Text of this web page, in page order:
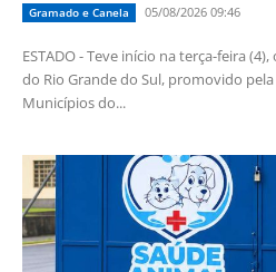
Gramado e Canela 05/08/2026 09:46
ESTADO - Teve início na terça-feira
do Rio Grande do Sul, promovido
Municípios do...